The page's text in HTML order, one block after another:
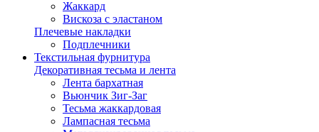
Жаккард
Вискоза с эластаном
Плечевые накладки
Подплечники
Текстильная фурнитура
Декоративная тесьма и лента
Лента бархатная
Вьюнчик Зиг-Заг
Тесьма жаккардовая
Лампасная тесьма